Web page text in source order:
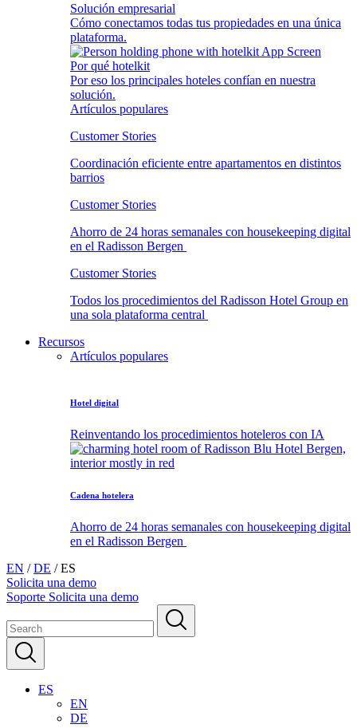
Solución empresarial
Cómo conectamos todas tus propiedades en una única
plataforma.
Por qué hotelkit
Por eso los principales hoteles confían en nuestra
solución.
Artículos populares
Customer Stories
Coordinación eficiente entre apartamentos en distintos
barrios
Customer Stories
Ahorro de 24 horas semanales con housekeeping digital
en el Radisson Bergen
Customer Stories
Todos los procedimientos del Radisson Hotel Group en
una sola plataforma central
Recursos
Artículos populares
Hotel digital
Reinventando los procedimientos hoteleros con IA
Cadena hotelera
Ahorro de 24 horas semanales con housekeeping digital
en el Radisson Bergen
EN /DE /ES
Solicita una demo
Soporte Solicita una demo
ES
EN
DE